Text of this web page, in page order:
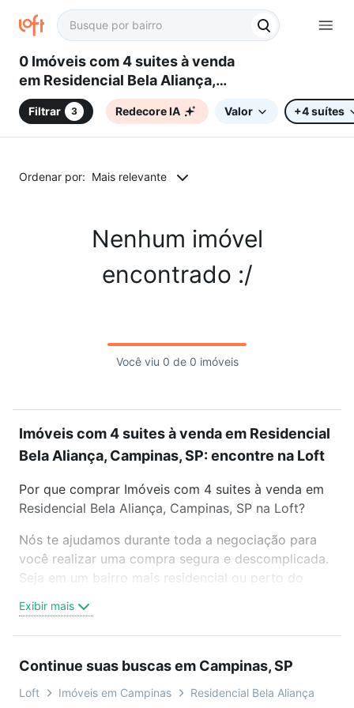
0 Imóveis com 4 suites à venda
em Residencial Bela Aliança,
Campinas, SP
Filtrar 3 Redecore IA Valor +4 suítes
Ordenar por: Mais relevante
Nenhum imóvel
encontrado :/
Você viu 0 de 0 imóveis
Imóveis com 4 suites à venda em Residencial
Bela Aliança, Campinas, SP: encontre na Loft
Por que comprar Imóveis com 4 suites à venda em
Residencial Bela Aliança, Campinas, SP na Loft?
Nós te ajudamos durante toda a negociação para
você realizar uma compra segura e descomplicada.
Seja em um bairro mais residencial ou perto do
oferta ideal de Imóveis com 4 suites à venda em
Residencial Bela Aliança, Campinas, SP para
ou por videochamada, é grátis, sem compromisso e
você ainda conta com mais de 46 mil corretores e
Exibir mais
Continue suas buscas em Campinas, SP
Loft Imóveis em Campinas Residencial Bela Aliança